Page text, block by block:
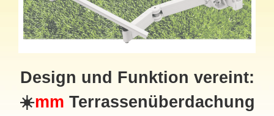
Design und Funktion vereint:
☀️mm Terrassenüberdachung